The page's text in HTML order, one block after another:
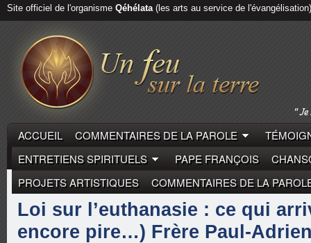
Site officiel de l'organisme Qéhélata(les arts au service de l'évangélisation)
ACCUEIL COMMENTAIRES DE LA PAROLE
ENTRETIENS SPIRITUELS
PAPE FRANÇOIS
PROJETS ARTISTIQUES
COMMENTAIRES DE LA
REPORTAGES
Loi sur l’euthanasie : ce qui
encore pire…) Frère Paul-